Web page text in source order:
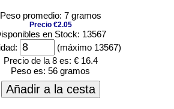
Peso promedio: 7 gramos
Precio €2.05
en Stock: 13567
(máximo 13567)
Precio de la 8 es: € 16.4
Peso es: 56 gramos
Añadir a la cesta